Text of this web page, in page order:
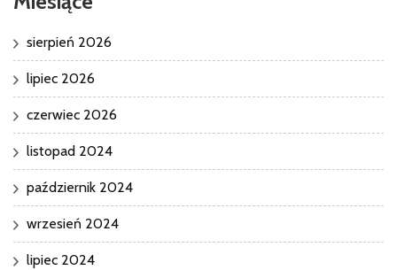
sierpień 2026
lipiec 2026
czerwiec 2026
listopad 2024
październik 2024
wrzesień 2024
lipiec 2024